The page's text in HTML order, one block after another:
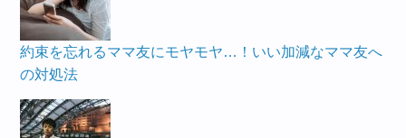
約束を忘れるママ友にモヤモヤ…！いい加減なママ友へ
の対処法